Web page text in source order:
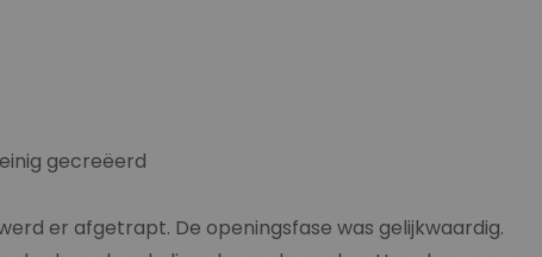
gecreëerd
er afgetrapt. De openingsfase was gelijkwaardig.